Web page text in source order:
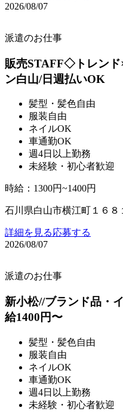
2026/08/07
派遣のお仕事
販売STAFF◇トレン
ン白山/日週払いOK
髪型・髪色自由
服装自由
ネイルOK
車通勤OK
週4日以上勤務
未経験・初心者歓迎
時給 ： 1300円~1400円
石川県白山市横江町１６８
詳細を見る応募する
2026/08/07
派遣のお仕事
新小松//ブランド品・
給1400円〜
髪型・髪色自由
服装自由
ネイルOK
車通勤OK
週4日以上勤務
未経験・初心者歓迎